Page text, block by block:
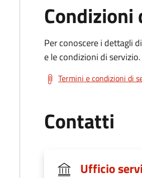
Per conoscere i dettagli
e le condizioni di servizio.
Termini e condizioni di
Contatti
Ufficio